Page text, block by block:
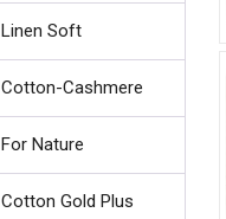
Linen Soft
Cotton-Cashmere
For Nature
Cotton Gold Plus